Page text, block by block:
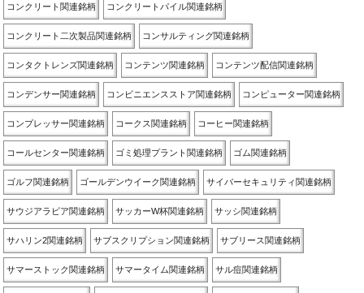
コンクリート関連銘柄 コンクリートパイル関連銘柄
コンクリート二次製品関連銘柄 コンサルティング関連銘柄
コンタクトレンズ関連銘柄 コンテンツ関連銘柄 コンテンツ配信関連銘柄
コンデンサー関連銘柄 コンビニエンスストア関連銘柄 コンピューター関連銘柄
コンプレッサー関連銘柄 コークス関連銘柄 コーヒー関連銘柄
コールセンター関連銘柄 ゴミ処理プラント関連銘柄 ゴム関連銘柄
ゴルフ関連銘柄 ゴールデンウイーク関連銘柄 サイバーセキュリティ関連銘柄
サウジアラビア関連銘柄 サッカーW杯関連銘柄 サッシ関連銘柄
サハリン2関連銘柄 サブスクリプション関連銘柄 サブリース関連銘柄
サマーストック関連銘柄 サマータイム関連銘柄 サル痘関連銘柄